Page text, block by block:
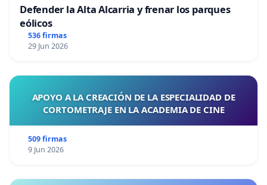
Defender la Alta Alcarria y frenar los parques
eólicos
536 firmas
29 Jun 2026
APOYO A LA CREACIÓN DE LA ESPECIALIDAD DE
CORTOMETRAJE EN LA ACADEMIA DE CINE
509 firmas
9 Jun 2026